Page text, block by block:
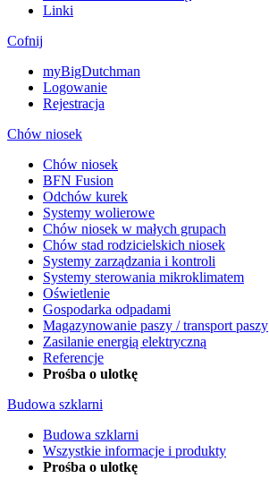
Linki
Cofnij
myBigDutchman
Logowanie
Rejestracja
Chów niosek
Chów niosek
BFN Fusion
Odchów kurek
Systemy wolierowe
Chów niosek w małych grupach
Chów stad rodzicielskich niosek
Systemy zarządzania i kontroli
Systemy sterowania mikroklimatem
Oświetlenie
Gospodarka odpadami
Magazynowanie paszy / transport paszy
Zasilanie energią elektryczną
Referencje
Prośba o ulotkę
Budowa szklarni
Budowa szklarni
Wszystkie informacje i produkty
Prośba o ulotkę